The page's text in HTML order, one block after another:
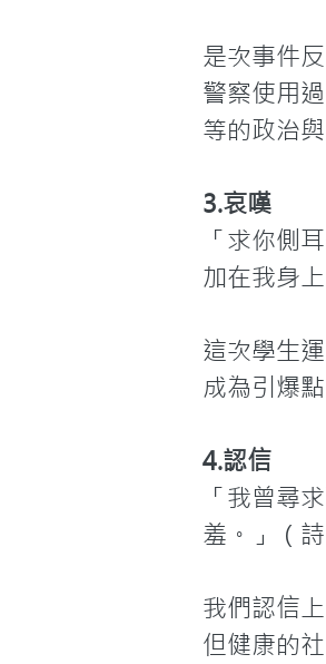
是次事件
警察使用
等的政治
3.哀嘆
「求你側
加在我身
這次學生
成為引爆
4.認信
「我曾尋
羞。」（
我們認信
但健康的